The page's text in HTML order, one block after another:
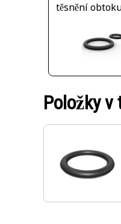
těsnění
Položky v